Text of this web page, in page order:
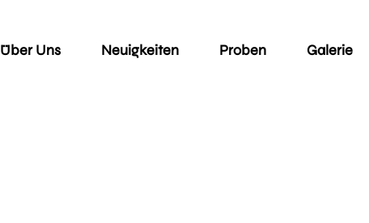
Über Uns Neuigkeiten Proben Galerie